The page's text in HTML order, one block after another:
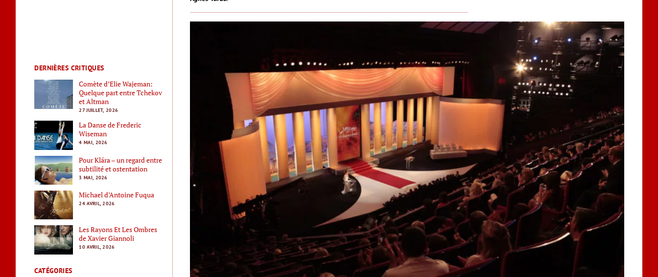
DERNIÈRES CRITIQUES
Comète d’Elie Wajeman:
Quelque part entre Tchekov
et Altman
27 JUILLET, 2026
La Danse de Frederic
Wiseman
4 MAI, 2026
Pour Klára – un regard entre
subtilité et ostentation
3 MAI, 2026
Michael d’Antoine Fuqua
24 AVRIL, 2026
Les Rayons Et Les Ombres
de Xavier Giannoli
10 AVRIL, 2026
CATÉGORIES